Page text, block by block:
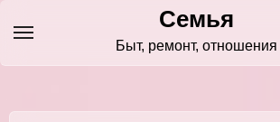
содержимому
Семья
Быт, ремонт, отношения